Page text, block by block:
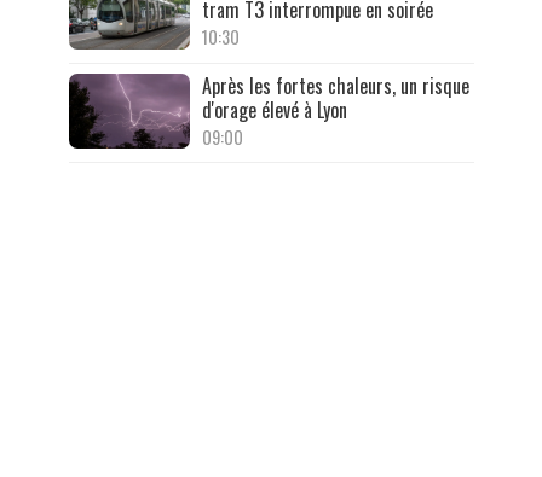
tram T3 interrompue en soirée
10:30
Après les fortes chaleurs, un risque
d'orage élevé à Lyon
09:00